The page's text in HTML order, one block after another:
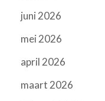
juni 2026
mei 2026
april 2026
maart 2026